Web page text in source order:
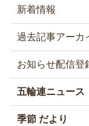
新着情報
過去記事アーカ
お知らせ配信登
五輪連ニュース
季節 だより